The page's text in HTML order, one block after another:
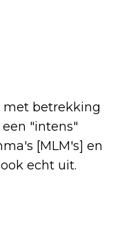
met betrekking
"intens"
[MLM's] en
echt uit.